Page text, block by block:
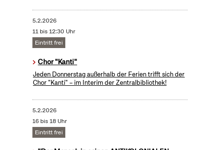
5.2.2026
11 bis 12:30 Uhr
Eintritt frei
Chor "Kanti"
Jeden Donnerstag außerhalb der Ferien trifft sich der
Chor "Kanti" – im Interim der Zentralbibliothek!
5.2.2026
16 bis 18 Uhr
Eintritt frei